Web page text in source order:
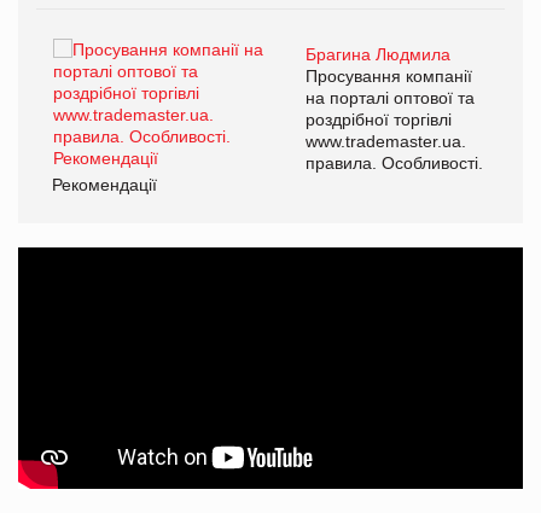
Брагина Людмила
Просування компанії
на порталі оптової та
роздрібної торгівлі
www.trademaster.ua.
правила. Особливості.
Рекомендації